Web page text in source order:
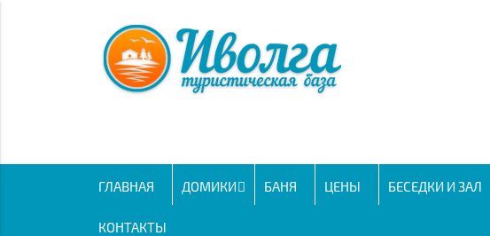
ГЛАВНАЯ ДОМИКИ БАНЯ ЦЕНЫ БЕСЕДКИ И ЗАЛ
КОНТАКТЫ